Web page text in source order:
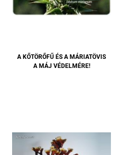
A KŐTÖRŐFŰ ÉS A MÁRIATÖVIS
A MÁJ VÉDELMÉRE!